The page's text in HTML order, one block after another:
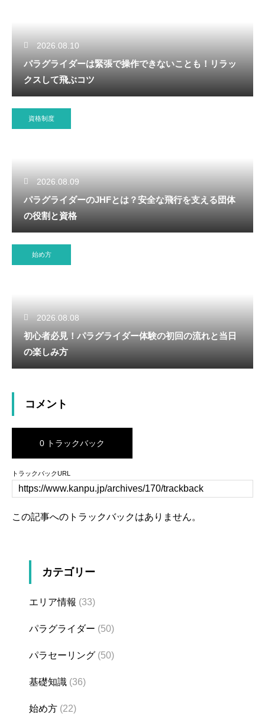
2026.08.10
パラグライダーは緊張で操作できないことも！リラッ
クスして飛ぶコツ
資格制度
2026.08.09
パラグライダーのJHFとは？安全な飛行を支える団体
の役割と資格
始め方
2026.08.08
初心者必見！パラグライダー体験の初回の流れと当日
の楽しみ方
コメント
0 トラックバック
トラックバックURL
この記事へのトラックバックはありません。
カテゴリー
エリア情報 (33)
パラグライダー (50)
パラセーリング (50)
基礎知識 (36)
始め方 (22)